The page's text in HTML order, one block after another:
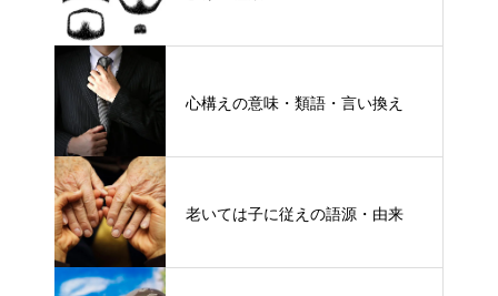
心構えの意味・類語・言い換え
老いては子に従えの語源・由来